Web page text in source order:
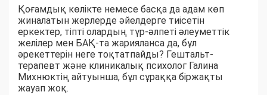
Қоғамдық көлікте немесе басқа да адам көп
жиналатын жерлерде әйелдерге тиісетін
еркектер, тіпті олардың түр-әлпеті әлеуметтік
желілер мен БАҚ-та жарияланса да, бұл
әрекеттерін неге тоқтатпайды? Гештальт-
терапевт және клиникалық психолог Галина
Михнюктің айтуынша, бұл сұраққа біржақты
жауап жоқ.